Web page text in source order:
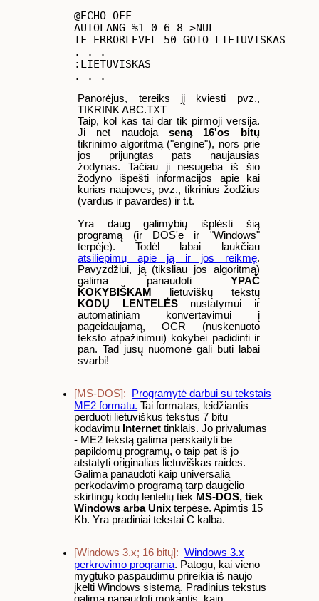
@ECHO OFF
AUTOLANG %1 0 6 8 >NUL
IF ERRORLEVEL 50 GOTO LIETUVISKAS
. . .
:LIETUVISKAS
Panorėjus, tereiks jį kviesti pvz.,
TIKRINK ABC.TXT
Taip, kol kas tai dar tik pirmoji versija.
Ji net naudojaseną 16'os bitų
tikrinimo algoritmą ("engine"), nors prie
jos prijungtas pats naujausias
žodynas. Tačiau ji nesugeba iš šio
žodyno išpešti informacijos apie kai
kurias naujoves, pvz., tikrinius žodžius
(vardus ir pavardes) ir t.t.
Yra daug galimybių išplėsti šią
programą (ir DOS'e ir "Windows"
terpėje). Todėl labai laukčiau
atsiliepimų apie ją ir jos reikmę.
Pavyzdžiui, ją (tiksliau jos algoritmą)
galima panaudoti YPAČ
KOKYBIŠKAM lietuviškų tekstų
KODŲ LENTELĖSnustatymui ir
automatiniam konvertavimui į
pageidaujamą, OCR (nuskenuoto
teksto atpažinimui) kokybei padidinti ir
pan. Tad jūsų nuomonė gali būti labai
svarbi!
[MS-DOS]:
Programytė darbui su tekstais
ME2 formatu. Tai formatas, leidžiantis
perduoti lietuviškus tekstus 7 bitu
kodavimu Internet tinklais. Jo privalumas
- ME2 tekstą galima perskaityti be
papildomų programų, o taip pat iš jo
atstatyti originalias lietuviškas raides.
Galima panaudoti kaip universalią
perkodavimo programą tarp daugelio
skirtingų kodų lentelių tiek MS-DOS, tiek
Windows arba Unix terpėse. Apimtis 15
Kb. Yra pradiniai tekstai C kalba.
[Windows 3.x; 16 bitų]: Windows 3.x
perkrovimo programa. Patogu, kai vieno
mygtuko paspaudimu prireikia iš naujo
įkelti Windows sistemą. Pradinius tekstus